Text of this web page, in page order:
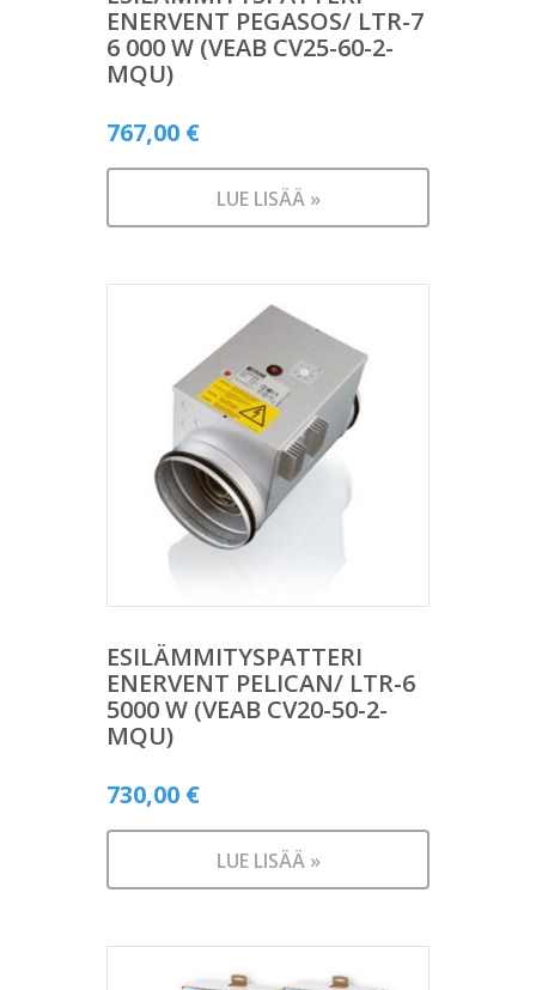
ENERVENT PEGASOS/ LTR-7
6 000 W (VEAB CV25-60-2-
MQU)
767,00 €
LUE LISÄÄ »
ESILÄMMITYSPATTERI
ENERVENT PELICAN/ LTR-6
5000 W (VEAB CV20-50-2-
MQU)
730,00 €
LUE LISÄÄ »